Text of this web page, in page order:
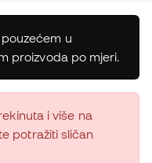
u
proizvoda po mjeri.
i više na
potražiti sličan